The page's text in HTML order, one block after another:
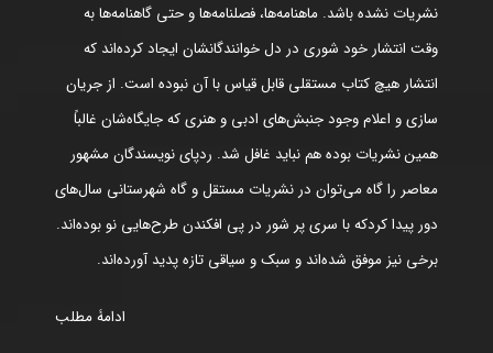
نشریات نشده باشد. ماهنامه‌ها، فصلنامه‌ها و حتی گاهنامه‌ها به
وقت انتشار خود شوری در دل خوانندگانشان ایجاد کرده‌اند که
انتشار هیچ کتاب مستقلی قابل قیاس با آن نبوده است. از جریان
سازی و اعلام وجود جنبش‌های ادبی و هنری که جایگاه‌شان غالباً
همین نشریات بوده هم نباید غافل شد. ردپای نویسندگان مشهور
معاصر را گاه می‌توان در نشریات مستقل و گاه شهرستانی سال‌های
دور پیدا کردکه با سری پر شور در پی افکندن طرح‌هایی نو بوده‌اند.
برخی نیز موفق شده‌اند و سبک و سیاقی تازه پدید آورده‌اند.
ادامۀ مطلب